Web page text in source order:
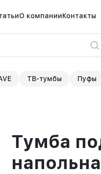
О компанииКонтакты
ТВ-тумбы Пуфы
Тумба